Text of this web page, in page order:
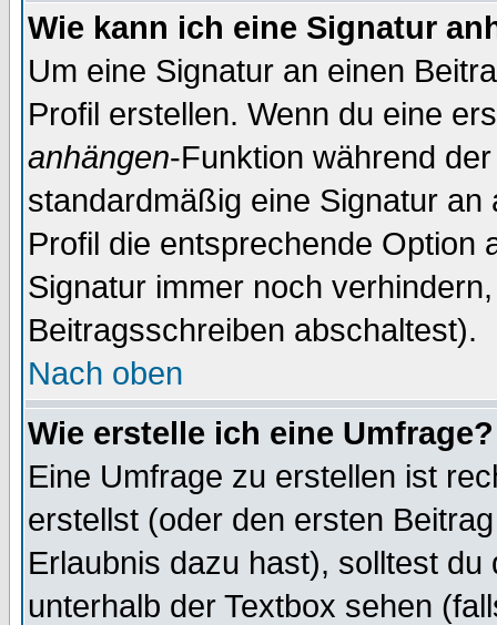
Wie kann ich eine Signatur
Um eine Signatur an einen
Profil erstellen. Wenn du eine
anhängen-Funktion während
standardmäßig eine Signatur
Profil die entsprechende Option
Signatur immer noch
Beitragsschreiben abschaltest).
Nach oben
Wie erstelle ich eine Umfrage?
Eine Umfrage zu erstellen ist
erstellst (oder den ersten
Erlaubnis dazu hast), solltest
unterhalb der Textbox sehen